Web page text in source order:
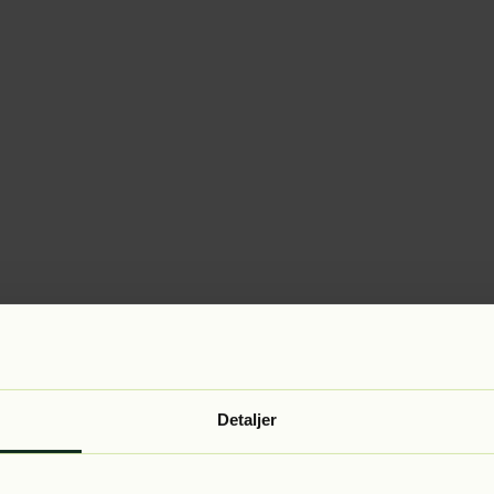
Detaljer